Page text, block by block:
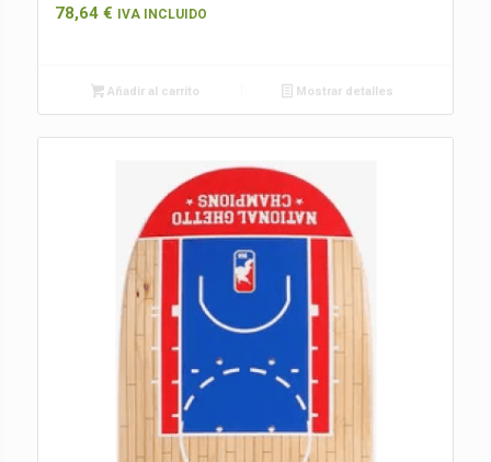
78,64 € IVA INCLUIDO
Añadir al carrito Mostrar detalles